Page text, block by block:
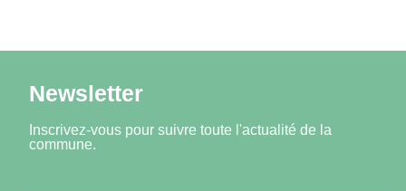
Newsletter
Inscrivez-vous pour suivre toute l'actualité de la
commune.